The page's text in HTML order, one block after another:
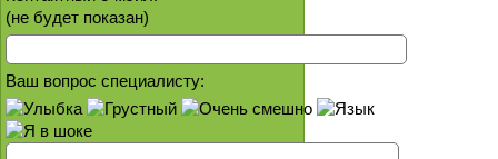
(не будет показан)
Ваш вопрос специалисту: